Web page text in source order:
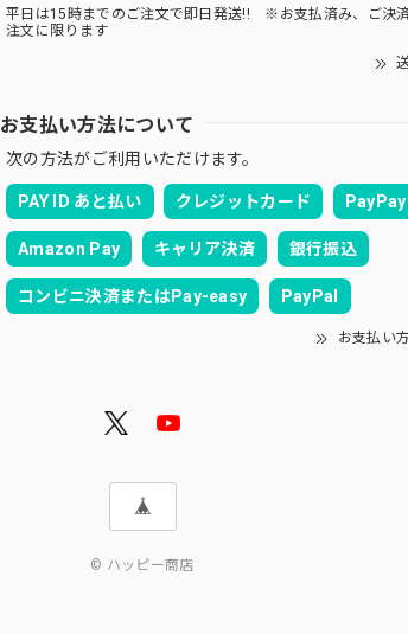
平日は15時までのご注文で即日発送!! ※お支払済み、ご決
注文に限ります
お支払い方法について
次の方法がご利用いただけます。
PAY ID あと払い クレジットカード PayPay
Amazon Pay キャリア決済 銀行振込
コンビニ決済またはPay-easy PayPal
お支払い
© ハッピー商店